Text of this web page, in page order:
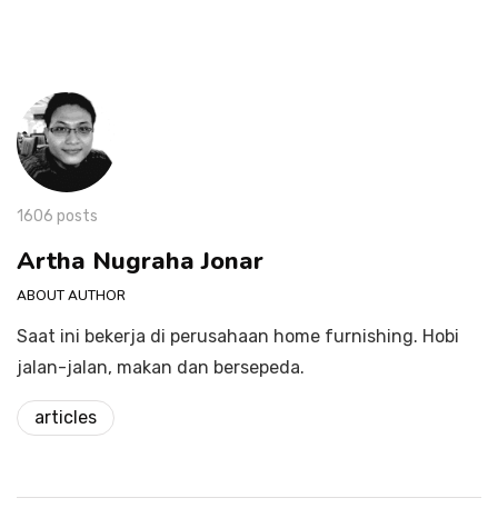
1606 posts
Artha Nugraha Jonar
ABOUT AUTHOR
Saat ini bekerja di perusahaan home furnishing. Hobi
jalan-jalan, makan dan bersepeda.
articles